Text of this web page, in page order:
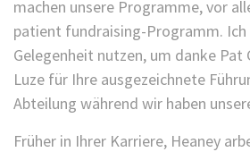
machen unsere Programme, vor
patient fundraising-Programm.
Gelegenheit nutzen, um danke Pat
Luze für Ihre ausgezeichnete
Abteilung während wir haben
Früher in Ihrer Karriere, Heaney